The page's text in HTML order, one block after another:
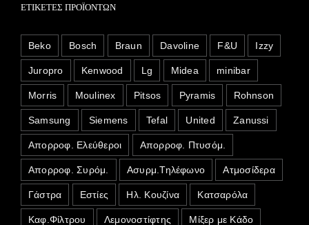
ΕΤΙΚΈΤΕΣ ΠΡΟΪΌΝΤΩΝ
Beko Bosch Braun Davoline F&U Izzy
Juropro Kenwood Lg Midea minibar
Morris Moulinex Pitsos Pyramis Rohnson
Samsung Siemens Tefal United Zanussi
Απορροφ. Ελεύθεροι Απορροφ. Πτυσόμ.
Απορροφ. Συρόμ. Ασυρμ.Τηλέφωνο Ατμοσίδερα
Γάστρα Εστίες Ηλ. Κουζίνα Κατσαρόλα
Καφ.Φίλτρου Λεμονοστίφτης Μίξερ με Κάδο